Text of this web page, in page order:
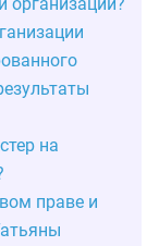
на
праве и